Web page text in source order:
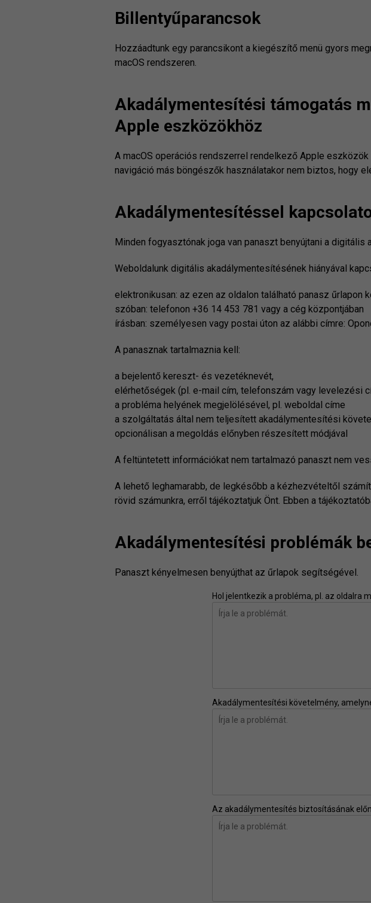
Billentyűparancsok
Hozzáadtunk egy parancsikont a kiegészítő menü gyors
macOS rendszeren.
Akadálymentesítési támogatás
Apple eszközökhöz
A macOS operációs rendszerrel rendelkező Apple
navigáció más böngészők használatakor nem biztos, hogy
Akadálymentesítéssel
Minden fogyasztónak joga van panaszt benyújtani a
Weboldalunk digitális akadálymentesítésének hiányával
elektronikusan: az ezen az oldalon található panasz űrlapon
szóban: telefonon +36 14 453 781 vagy a cég központjában
írásban: személyesen vagy postai úton az alábbi címre:
A panasznak tartalmaznia kell:
a bejelentő kereszt- és vezetéknevét,
elérhetőségek (pl. e-mail cím, telefonszám vagy levelezési
a probléma helyének megjelölésével, pl. weboldal címe
a szolgáltatás által nem teljesített akadálymentesítési
opcionálisan a megoldás előnyben részesített módjával
A feltüntetett információkat nem tartalmazó panaszt nem
A lehető leghamarabb, de legkésőbb a kézhezvételtől
rövid számunkra, erről tájékoztatjuk Önt. Ebben a
Akadálymentesítési problémák
Panaszt kényelmesen benyújthat az űrlapok segítségével.
Hol jelentkezik a probléma, pl. az oldalra
Akadálymentesítési követelmény,
Az akadálymentesítés biztosításának